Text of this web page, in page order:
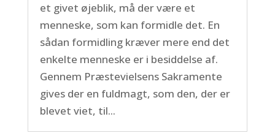
et givet øjeblik, må der være et
menneske, som kan formidle det. En
sådan formidling kræver mere end det
enkelte menneske er i besiddelse af.
Gennem Præstevielsens Sakramente
gives der en fuldmagt, som den, der er
blevet viet, til...